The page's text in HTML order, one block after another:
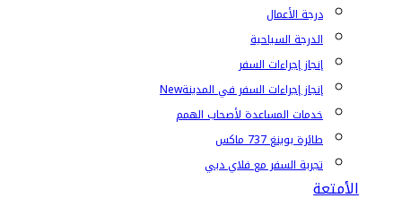
درجة الأعمال
الدرجة السياحية
إنجاز إجراءات السفر
إنجاز إجراءات السفر في المدينةNew
خدمات المساعدة لأصحاب الهمم
طائرة بوينغ 737 ماكس
تجربة السفر مع فلاي دبي
الأمتعة